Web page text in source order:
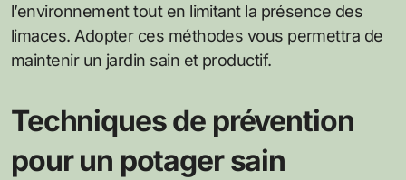
l’environnement tout en limitant la présence des
limaces. Adopter ces méthodes vous permettra de
maintenir un jardin sain et productif.
Techniques de prévention
pour un potager sain